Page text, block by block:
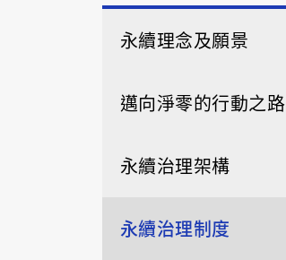
永續理念及願景
邁向淨零的行動之路
永續治理架構
永續治理制度